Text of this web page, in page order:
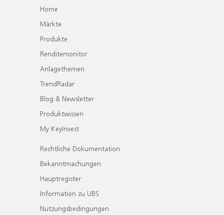
Home
Märkte
Produkte
Renditemonitor
Anlagethemen
TrendRadar
Blog & Newsletter
Produktwissen
My KeyInvest
Rechtliche Dokumentation
Bekanntmachungen
Hauptregister
Information zu UBS
Nutzungsbedingungen